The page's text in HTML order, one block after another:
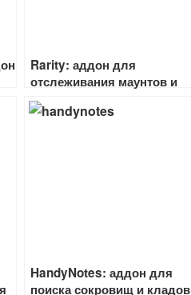
Rarity: аддон для
отслеживания маунтов и
питомцев
HandyNotes: аддон для
поиска сокровищ и кладов